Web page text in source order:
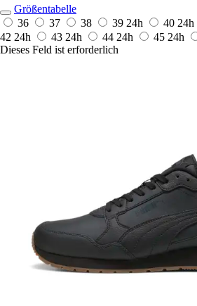
Größentabelle
36
37 38 39 24h 40 24h
42 24h 43 24h 44 24h 45 24h
Dieses Feld ist erforderlich